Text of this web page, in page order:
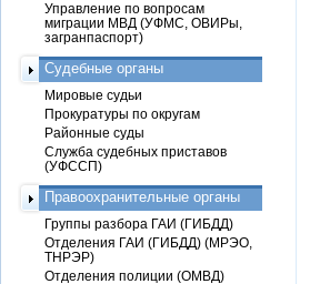
Управление по вопросам
миграции МВД (УФМС, ОВИРы,
загранпаспорт)
Судебные органы
Мировые судьи
Прокуратуры по округам
Районные суды
Служба судебных приставов
(УФССП)
Правоохранительные органы
Группы разбора ГАИ (ГИБДД)
Отделения ГАИ (ГИБДД) (МРЭО,
ТНРЭР)
Отделения полиции (ОМВД)